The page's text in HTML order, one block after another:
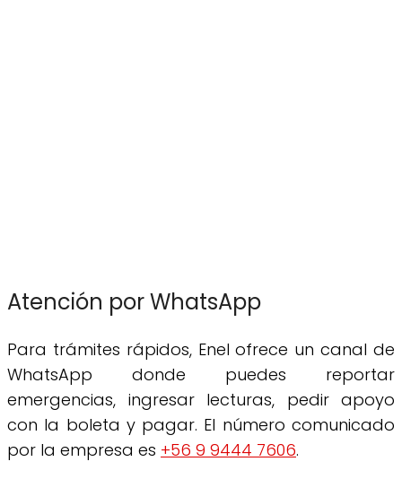
Atención por WhatsApp
Para trámites rápidos, Enel ofrece un canal de
WhatsApp donde puedes reportar
emergencias, ingresar lecturas, pedir apoyo
con la boleta y pagar. El número comunicado
por la empresa es +56 9 9444 7606.